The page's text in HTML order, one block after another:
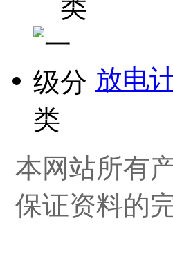
放电
本网站所有
保证资料的